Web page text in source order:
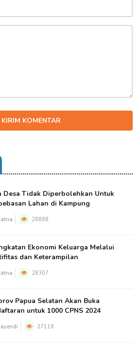
KIRIM KOMENTAR
Desa Tidak Diperbolehkan Untuk
Lahan di Kampung
28898
Ekonomi Keluarga Melalui
dan Keterampilan
28307
Papua Selatan Akan Buka
untuk 1000 CPNS 2024
27118